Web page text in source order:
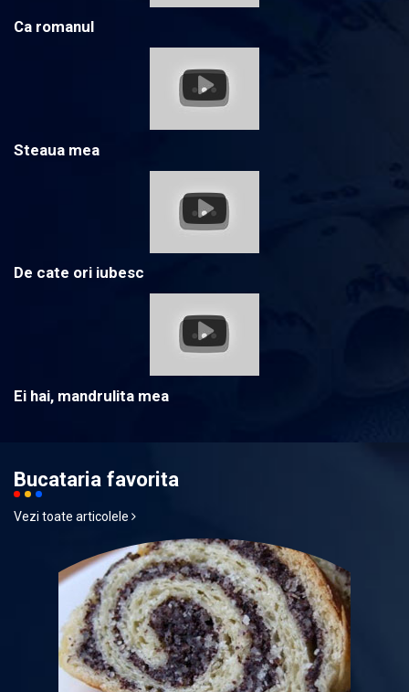
Ca romanul
Steaua mea
De cate ori iubesc
Ei hai, mandrulita mea
Bucataria favorita
Vezi toate articolele